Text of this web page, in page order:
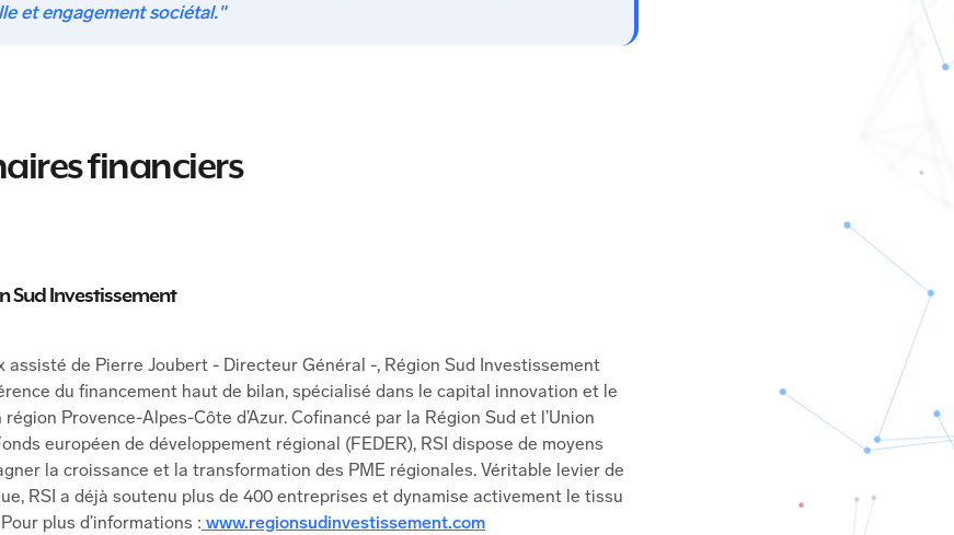
et engagement sociétal."
financiers
Sud Investissement
assisté de Pierre Joubert - Directeur Général -, Région Sud Investissement
du financement haut de bilan, spécialisé dans le capital innovation et le
Provence-Alpes-Côte d’Azur. Cofinancé par la Région Sud et l’Union
européen de développement régional (FEDER), RSI dispose de moyens
la croissance et la transformation des PME régionales. Véritable levier de
RSI a déjà soutenu plus de 400 entreprises et dynamise activement le tissu
plus d’informations : www.regionsudinvestissement.com